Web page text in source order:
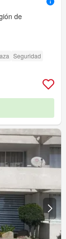
de
Seguridad